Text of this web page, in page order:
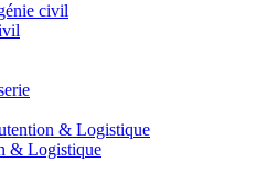
& Logistique